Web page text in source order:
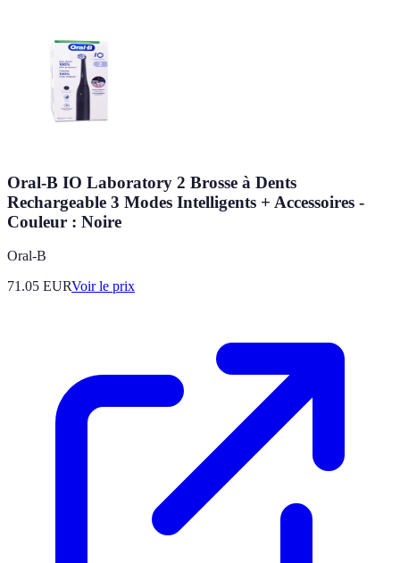
Oral-B IO Laboratory 2 Brosse à Dents
Rechargeable 3 Modes Intelligents + Accessoires -
Couleur : Noire
Oral-B
71.05 EURVoir le prix